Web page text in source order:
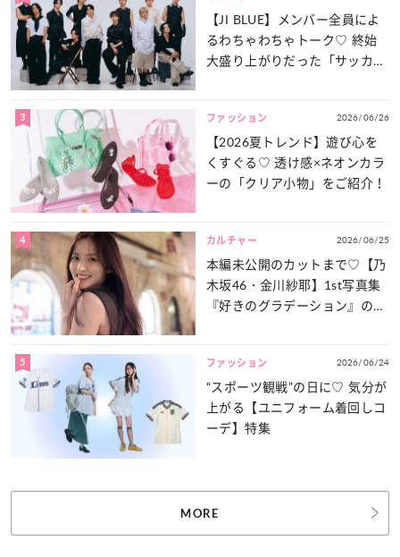
【JI BLUE】メンバー全員によ
るわちゃわちゃトーク♡ 終始
大盛り上がりだった「サッカー
3 ファッション 2026/06/26
【2026夏トレンド】遊び心を
くすぐる♡ 透け感×ネオンカラ
ーの「クリア小物」をご紹介！
4 カルチャー 2026/06/25
本編未公開のカットまで♡【乃
木坂46・金川紗耶】1st写真集
『好きのグラデーション』の魅
5 ファッション 2026/06/24
“スポーツ観戦”の日に♡ 気分が
上がる【ユニフォーム着回しコ
ーデ】特集
MORE